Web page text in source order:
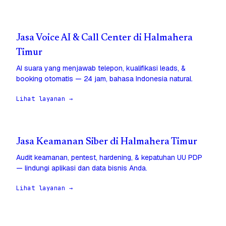
Jasa Voice AI & Call Center di Halmahera
Timur
AI suara yang menjawab telepon, kualifikasi leads, &
booking otomatis — 24 jam, bahasa Indonesia natural.
Lihat layanan →
Jasa Keamanan Siber di Halmahera Timur
Audit keamanan, pentest, hardening, & kepatuhan UU PDP
— lindungi aplikasi dan data bisnis Anda.
Lihat layanan →